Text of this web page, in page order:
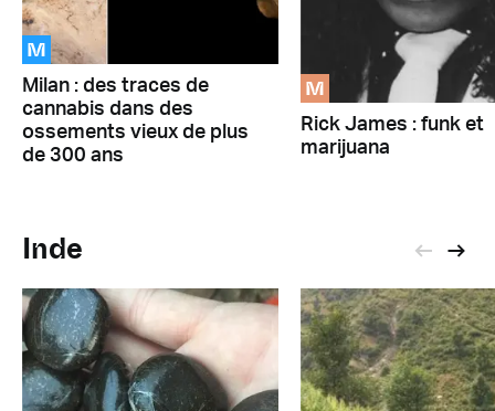
M
Milan : des traces de
cannabis dans des
ossements vieux de plus
de 300 ans
M
Rick James : funk et
marijuana
Inde